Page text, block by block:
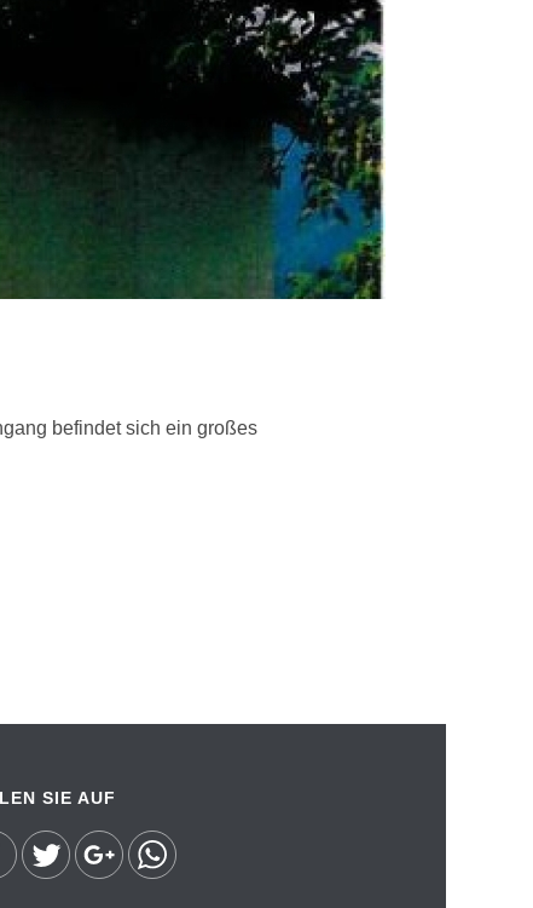
befindet sich ein großes
SIE AUF